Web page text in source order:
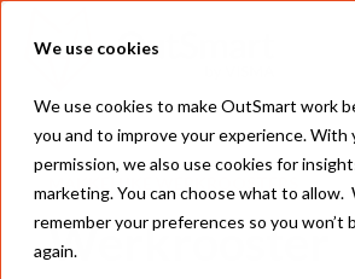
We use cookies
We use cookies to make OutSmart work
you and to improve your experience. With
permission, we also use cookies for
marketing. You can choose what to allow.
remember your preferences so you won’t
again.
MAKKELIJKE WERKROOSTERS
Werkrooster